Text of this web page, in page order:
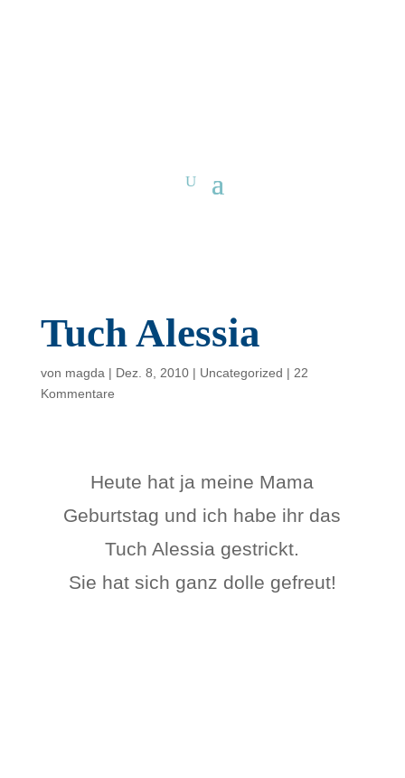
Tuch Alessia
von magda | Dez. 8, 2010| Uncategorized | 22
Kommentare
Heute hat ja meine Mama
Geburtstag und ich habe ihr das
Tuch Alessia gestrickt.
Sie hat sich ganz dolle gefreut!